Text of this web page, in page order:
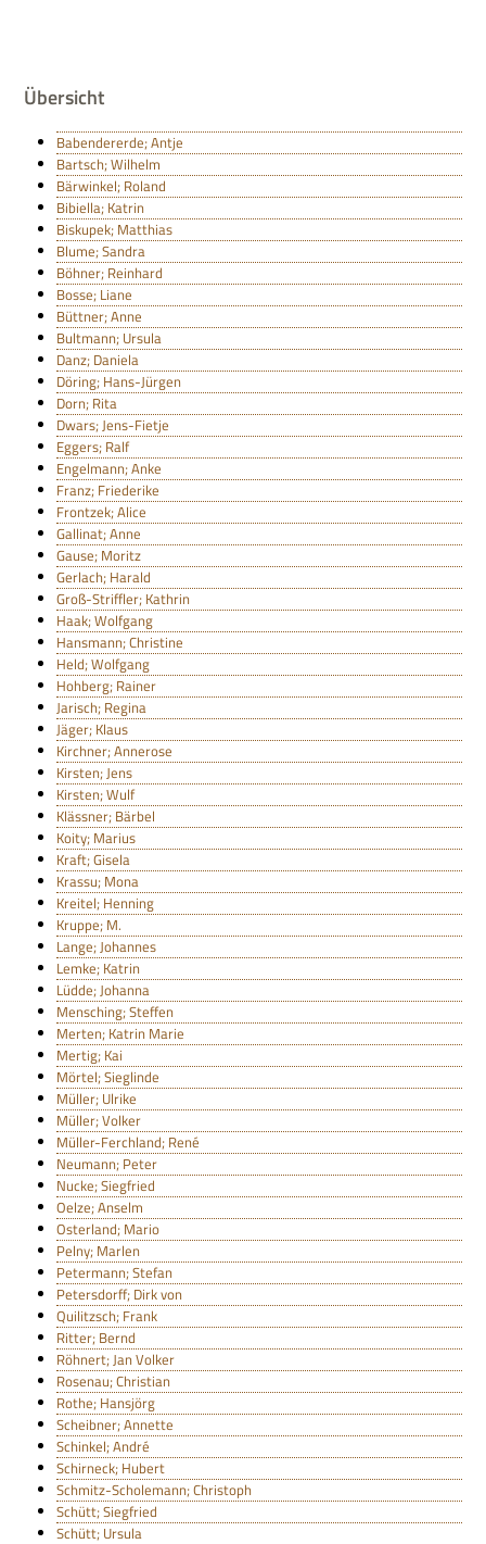
Übersicht
Babendererde; Antje
Bartsch; Wilhelm
Bärwinkel; Roland
Bibiella; Katrin
Biskupek; Matthias
Blume; Sandra
Böhner; Reinhard
Bosse; Liane
Büttner; Anne
Bultmann; Ursula
Danz; Daniela
Döring; Hans-Jürgen
Dorn; Rita
Dwars; Jens-Fietje
Eggers; Ralf
Engelmann; Anke
Franz; Friederike
Frontzek; Alice
Gallinat; Anne
Gause; Moritz
Gerlach; Harald
Groß-Striffler; Kathrin
Haak; Wolfgang
Hansmann; Christine
Held; Wolfgang
Hohberg; Rainer
Jarisch; Regina
Jäger; Klaus
Kirchner; Annerose
Kirsten; Jens
Kirsten; Wulf
Klässner; Bärbel
Koity; Marius
Kraft; Gisela
Krassu; Mona
Kreitel; Henning
Kruppe; M.
Lange; Johannes
Lemke; Katrin
Lüdde; Johanna
Mensching; Steffen
Merten; Katrin Marie
Mertig; Kai
Mörtel; Sieglinde
Müller; Ulrike
Müller; Volker
Müller-Ferchland; René
Neumann; Peter
Nucke; Siegfried
Oelze; Anselm
Osterland; Mario
Pelny; Marlen
Petermann; Stefan
Petersdorff; Dirk von
Quilitzsch; Frank
Ritter; Bernd
Röhnert; Jan Volker
Rosenau; Christian
Rothe; Hansjörg
Scheibner; Annette
Schinkel; André
Schirneck; Hubert
Schmitz-Scholemann; Christoph
Schütt; Siegfried
Schütt; Ursula